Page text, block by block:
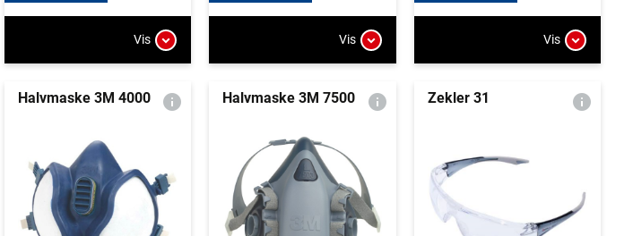
Vis Vis Vis
Halvmaske 3M 4000 Halvmaske 3M 7500 Zekler 31